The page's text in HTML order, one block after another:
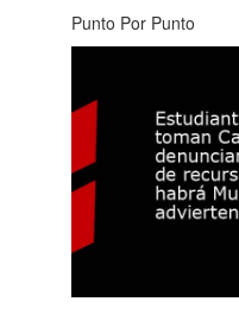
Punto Por Punto